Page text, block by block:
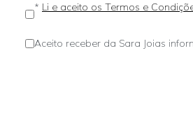
* Li e aceito os Termos e
Aceito receber da Sara Joias